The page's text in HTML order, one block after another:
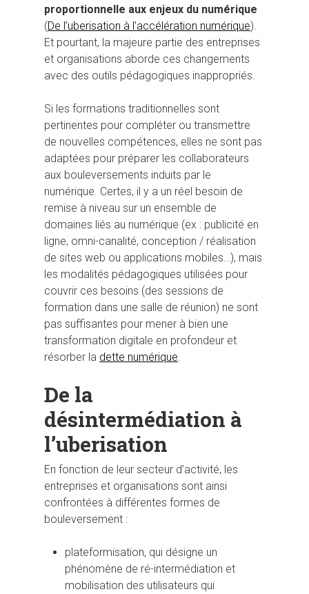
Hit enter to search or ESC to close
proportionnelle aux enjeux du numérique
(De l’uberisation à l’accélération numérique).
Et pourtant, la majeure partie des entreprises
et organisations aborde ces changements
avec des outils pédagogiques inappropriés.
Si les formations traditionnelles sont
pertinentes pour compléter ou transmettre
de nouvelles compétences, elles ne sont pas
adaptées pour préparer les collaborateurs
aux bouleversements induits par le
numérique. Certes, il y a un réel besoin de
remise à niveau sur un ensemble de
domaines liés au numérique (ex : publicité en
ligne, omni-canalité, conception / réalisation
de sites web ou applications mobiles…), mais
les modalités pédagogiques utilisées pour
couvrir ces besoins (des sessions de
formation dans une salle de réunion) ne sont
pas suffisantes pour mener à bien une
transformation digitale en profondeur et
résorber la dette numérique
De la
désintermédiation à
l’uberisation
En fonction de leur secteur d’activité, les
entreprises et organisations sont ainsi
confrontées à différentes formes de
bouleversement :
plateformisation, qui désigne un
phénomène de ré-intermédiation et
mobilisation des utilisateurs qui